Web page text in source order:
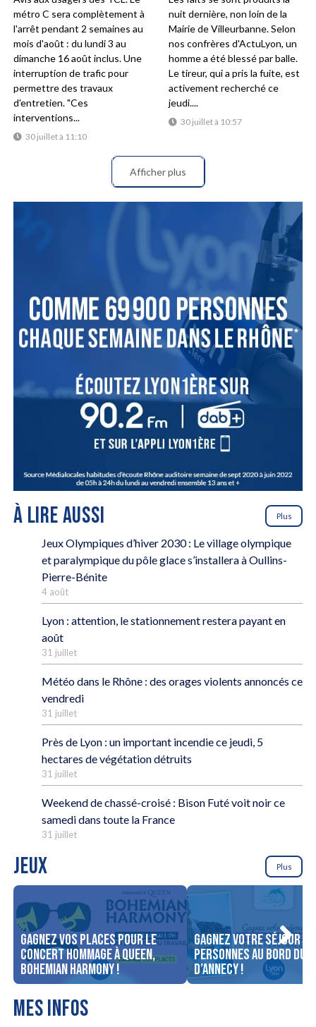
30 juillet à 11:10
métro C sera complètement à
l'arrêt pendant 2 semaines au
mois d'août : du lundi 3 au
dimanche 16 août inclus. Une
interruption de trafic pour
permettre des travaux
d'entretien. "Ces
interventions...
30 juillet à 10:57
nuit dernière, non loin de la
Mairie de Villeurbanne. Selon
nos confrères d'ActuLyon, un
homme a été blessé par balle.
Le tireur, qui a pris la fuite, est
activement recherché ce
jeudi....
Afficher plus
À LIRE AUSSI Plus
Jeux Olympiques d’hiver 2030 : Le village olympique
et paralympique du pôle glace s’installera à Oullins-
Pierre-Bénite
4 août
Lyon : attention, le stationnement restera payant en
août
31 juillet
Météo dans le Rhône : des orages violents annoncés ce
vendredi
31 juillet
Près de Lyon : un important incendie ce jeudi, 5
hectares de végétation détruits
31 juillet
Weekend de chassé-croisé : Bison Futé voit noir ce
samedi dans toute la France
31 juillet
JEUX Plus
Gagnez vos places pour le
concert Hommage à Queen,
Bohemian Harmony !
Gagnez votre séjour
personnes au bord du
d’Annecy !
MES INFOS